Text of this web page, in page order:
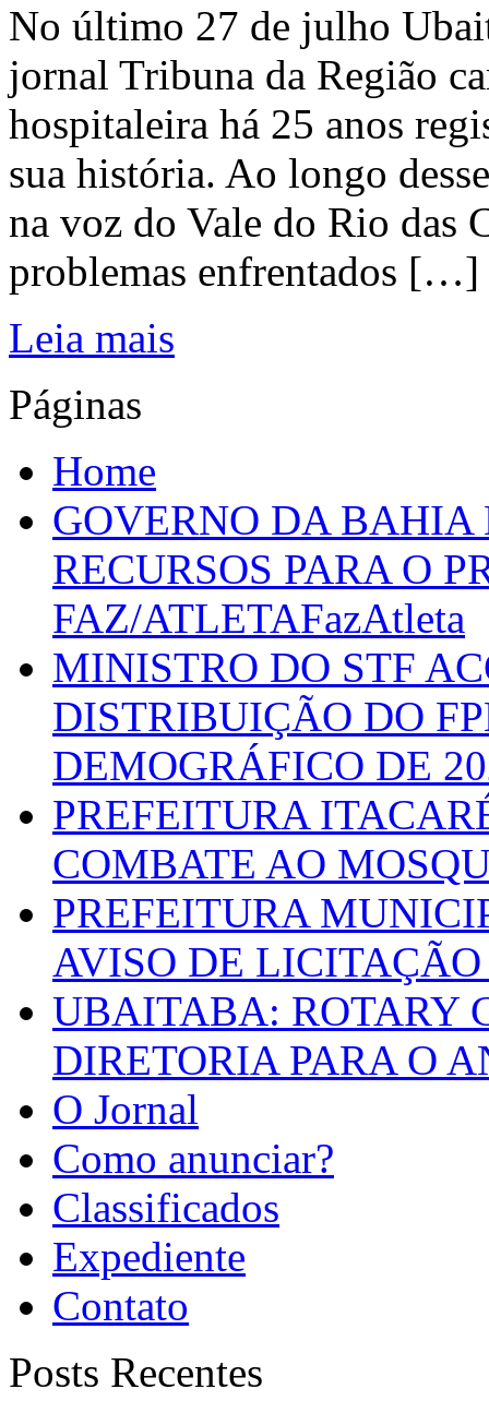
No último 27 de julho
jornal Tribuna da Região
hospitaleira há 25 anos
sua história. Ao longo
na voz do Vale do Rio das
problemas enfrentados […]
Leia mais
Páginas
Home
GOVERNO DA
RECURSOS PARA O
FAZ/ATLETAFazAtleta
MINISTRO DO STF
DISTRIBUIÇÃO DO
DEMOGRÁFICO DE
PREFEITURA
COMBATE AO
PREFEITURA
AVISO DE LICITAÇÃO
UBAITABA: ROTARY
DIRETORIA PARA O
O Jornal
Como anunciar?
Classificados
Expediente
Contato
Posts Recentes